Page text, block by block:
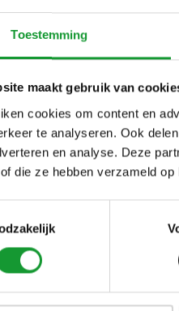
Toestemming
maakt gebruik van
cookies om content en
te analyseren. Ook
en analyse. Deze
die ze hebben verzameld